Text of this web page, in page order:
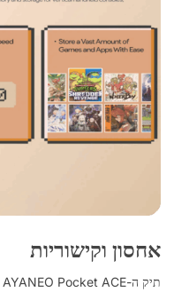
אחסון וקישוריות